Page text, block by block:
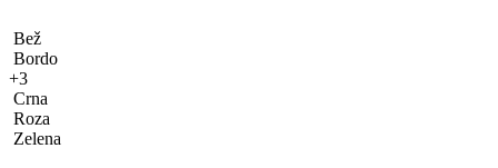
Bež
Bordo
+3
Crna
Roza
Zelena